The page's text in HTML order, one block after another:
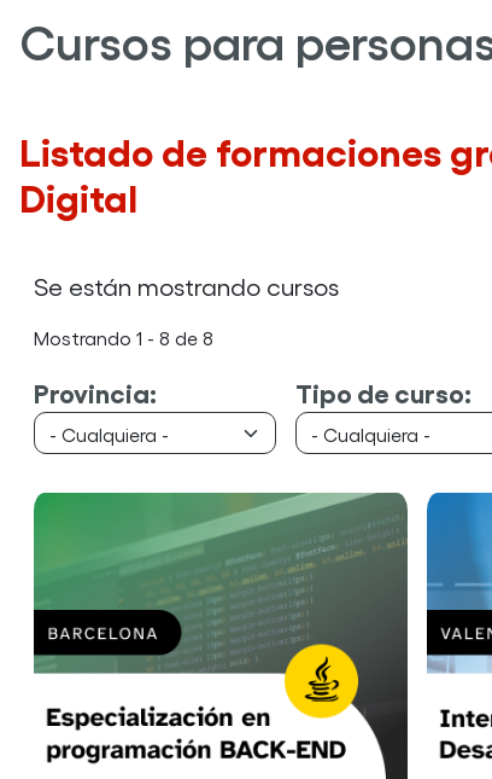
Cursos para
Listado de formaciones
Digital
Se están mostrando cursos
Mostrando 1 - 8 de 8
Provincia: Tipo de curso: